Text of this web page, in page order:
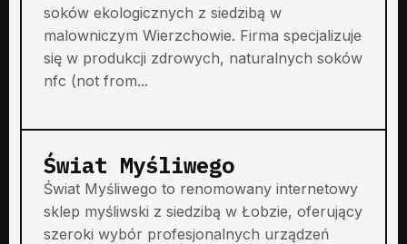
soków ekologicznych z siedzibą w
malowniczym Wierzchowie. Firma specjalizuje
się w produkcji zdrowych, naturalnych soków
nfc (not from...
Świat Myśliwego
Świat Myśliwego to renomowany internetowy
sklep myśliwski z siedzibą w Łobzie, oferujący
szeroki wybór profesjonalnych urządzeń